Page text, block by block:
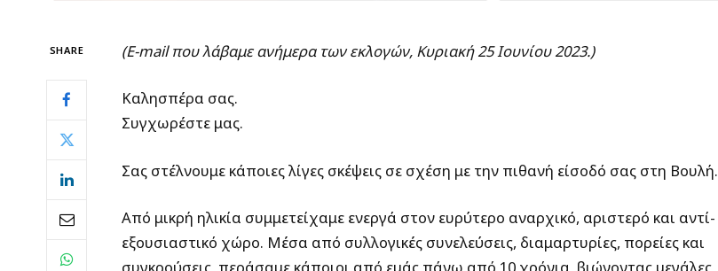
SHARE (E-mail που λάβαμε ανήμερα των εκλογών, Κυριακή 25 Ιουνίου 2023.)
Καλησπέρα σας.
Συγχωρέστε μας.
Σας στέλνουμε κάποιες λίγες σκέψεις σε σχέση με την πιθανή είσοδό σας στη Βουλή.
Από μικρή ηλικία συμμετείχαμε ενεργά στον ευρύτερο αναρχικό, αριστερό και αντί-
εξουσιαστικό χώρο. Μέσα από συλλογικές συνελεύσεις, διαμαρτυρίες, πορείες και